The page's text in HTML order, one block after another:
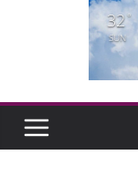
32 °
SUN